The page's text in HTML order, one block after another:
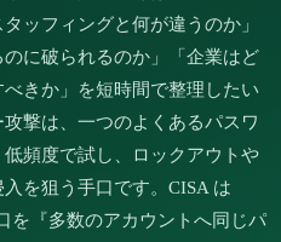
ッフィングと何が違うのか」
のに破られるのか」「企業はど
きか」を短時間で整理したい
撃は、一つのよくあるパスワ
頻度で試し、ロックアウトや
を狙う手口です。CISA は
を『多数のアカウントへ同じパ